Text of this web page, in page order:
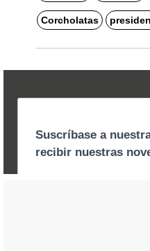
Corcholatas